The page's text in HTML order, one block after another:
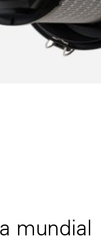
mundial